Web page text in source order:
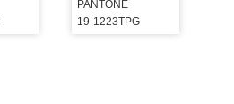
PANTONE
19-1223TPG